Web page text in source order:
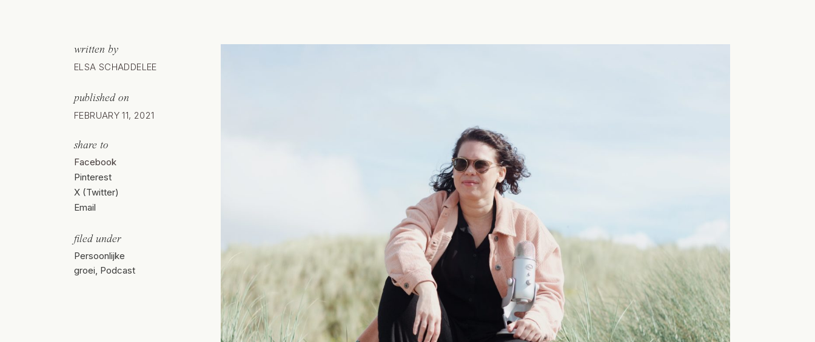
written by
ELSA SCHADDELEE
published on
FEBRUARY 11, 2021
share to
Facebook
Pinterest
X (Twitter)
Email
filed under
Persoonlijke
groei, Podcast